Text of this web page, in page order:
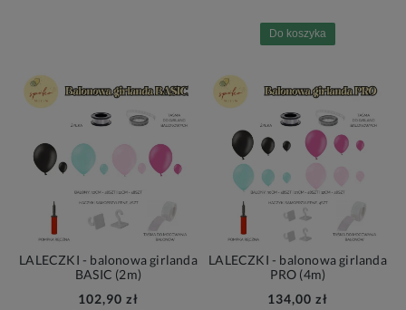
Do koszyka
LALECZKI - balonowa girlanda
BASIC (2m)
102,90 zł
LALECZKI - balonowa girlanda
PRO (4m)
134,00 zł